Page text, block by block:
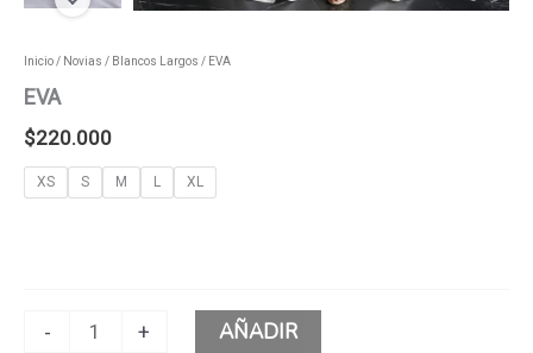
Inicio/ Novias / Blancos Largos / EVA
EVA
$220.000
XS S M L XL
- + AÑADIR